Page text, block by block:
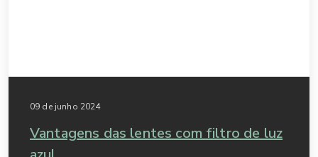
09 de junho 2024
Vantagens das lentes com filtro de luz